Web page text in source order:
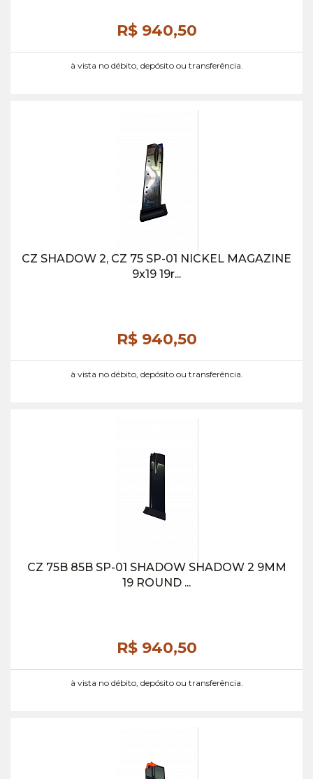
R$ 940,50
à vista no débito, depósito ou transferência.
CZ SHADOW 2, CZ 75 SP-01 NICKEL MAGAZINE
9x19 19r...
R$ 940,50
à vista no débito, depósito ou transferência.
CZ 75B 85B SP-01 SHADOW SHADOW 2 9MM
19 ROUND ...
R$ 940,50
à vista no débito, depósito ou transferência.